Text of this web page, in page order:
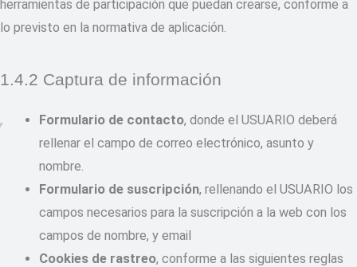
herramientas de participación que puedan crearse, conforme a
lo previsto en la normativa de aplicación.
1.4.2 Captura de información
Formulario de contacto, donde el USUARIO deberá
rellenar el campo de correo electrónico, asunto y
nombre.
Formulario de suscripción, rellenando el USUARIO los
campos necesarios para la suscripción a la web con los
campos de nombre, y email
Cookies de rastreo, conforme a las siguientes reglas